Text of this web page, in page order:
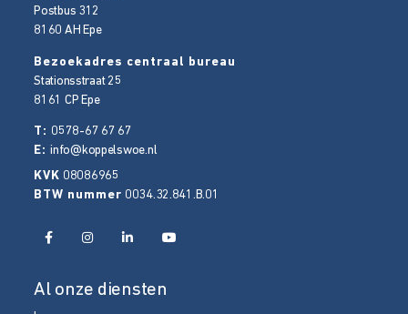
Postbus 312
8160 AH Epe
Bezoekadres centraal bureau
Stationsstraat 25
8161 CP Epe
T: 0578-67 67 67
E:info@koppelswoe.nl
KVK 08086965
BTW nummer 0034.32.841.B.01
Al onze diensten